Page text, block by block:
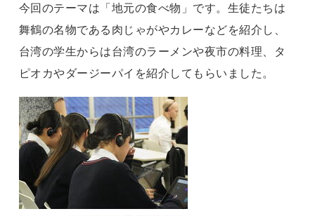
今回のテーマは「地元の食べ物」です。生徒たちは
舞鶴の名物である肉じゃがやカレーなどを紹介し、
台湾の学生からは台湾のラーメンや夜市の料理、タ
ピオカやダージーパイを紹介してもらいました。